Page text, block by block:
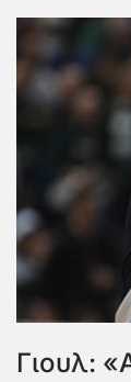
Γιουλ: